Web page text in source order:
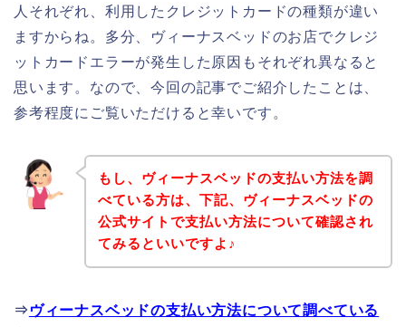
人それぞれ、利用したクレジットカードの種類が違い
ますからね。多分、ヴィーナスベッドのお店でクレジ
ットカードエラーが発生した原因もそれぞれ異なると
思います。なので、今回の記事でご紹介したことは、
参考程度にご覧いただけると幸いです。
もし、ヴィーナスベッドの支払い方法を調
べている方は、下記、ヴィーナスベッドの
公式サイトで支払い方法について確認され
てみるといいですよ♪
⇒ ヴィーナスベッドの支払い方法について調べている